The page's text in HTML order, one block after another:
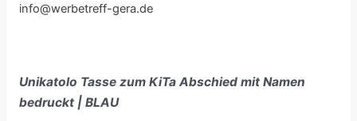
info@werbetreff-gera.de
Unikatolo Tasse zum KiTa Abschied mit Namen
bedruckt | BLAU